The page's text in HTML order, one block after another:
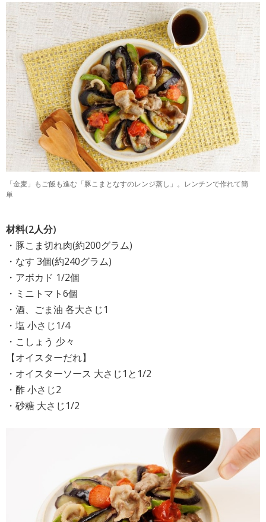
「金麦」もご飯も進む「豚こまとなすのレンジ蒸し」。レンチンで作れて簡
単
材料(2人分)
・豚こま切れ肉(約200グラム)
・なす 3個(約240グラム)
・アボカド 1/2個
・ミニトマト6個
・酒、ごま油 各大さじ1
・塩 小さじ1/4
・こしょう 少々
【オイスターだれ】
・オイスターソース 大さじ1と1/2
・酢 小さじ2
・砂糖 大さじ1/2